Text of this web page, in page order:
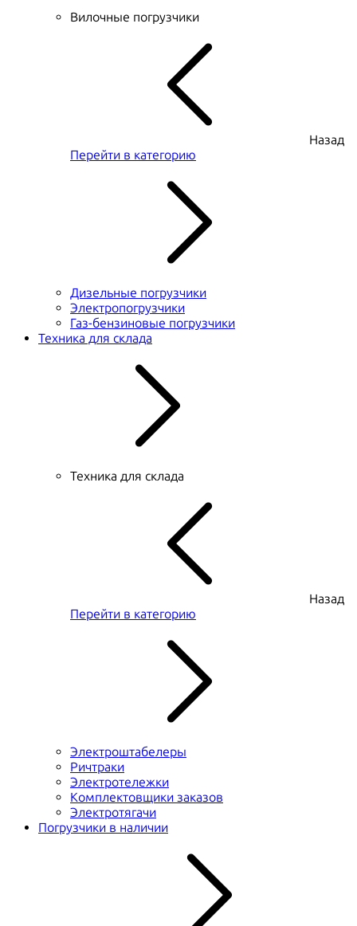
Вилочные погрузчики
Назад
Перейти в категорию
Дизельные погрузчики
Электропогрузчики
Газ-бензиновые погрузчики
Техника для склада
Техника для склада
Назад
Перейти в категорию
Электроштабелеры
Ричтраки
Электротележки
Комплектовщики заказов
Электротягачи
Погрузчики в наличии